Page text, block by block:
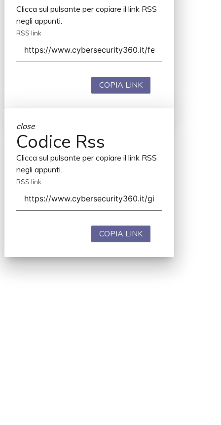
Clicca sul pulsante per copiare il link RSS
negli appunti.
RSS link
COPIA LINK
close
Codice Rss
Clicca sul pulsante per copiare il link RSS
negli appunti.
RSS link
COPIA LINK